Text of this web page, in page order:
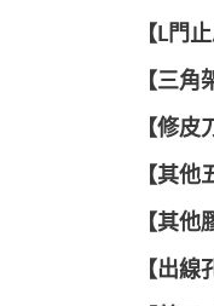
【L門
【三角
【修皮
【其他
【其他
【出線